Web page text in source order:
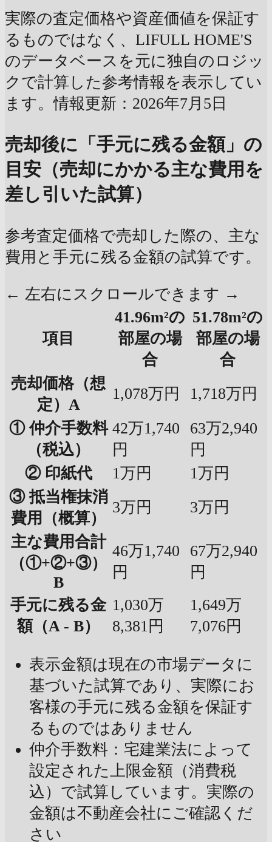
実際の査定価格や資産価値を保証す
るものではなく、LIFULL HOME'S
のデータベースを元に独自のロジッ
クで計算した参考情報を表示してい
ます。情報更新：2026年7月5日
売却後に「手元に残る金額」の
目安（売却にかかる主な費用を
差し引いた試算）
参考査定価格で売却した際の、主な
費用と手元に残る金額の試算です。
← 左右にスクロールできます →
項目
41.96m²の
部屋の場
合
51.78m²の
部屋の場
合
売却価格（想
定）A
1,078万円
1,718万円
① 仲介手数料
（税込）
42万1,740
円
63万2,940
円
② 印紙代
1万円
1万円
③ 抵当権抹消
費用（概算）
3万円
3万円
主な費用合計
（①+②+③）
B
46万1,740
円
67万2,940
円
手元に残る金
額（A - B）
1,030万
8,381円
1,649万
7,076円
表示金額は現在の市場データに
基づいた試算であり、実際にお
客様の手元に残る金額を保証す
るものではありません
仲介手数料：宅建業法によって
設定された上限金額（消費税
込）で試算しています。実際の
金額は不動産会社にご確認くだ
さい